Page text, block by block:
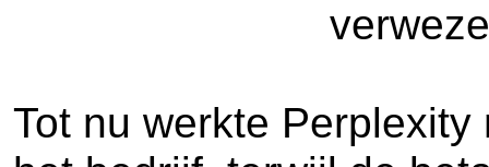
Tot nu werkte